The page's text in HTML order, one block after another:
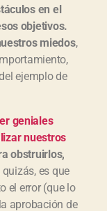
en el
objetivos.
miedos,
ejemplo de
geniales
nuestros
obstruirlos,
es que
el error (que lo
aprobación de